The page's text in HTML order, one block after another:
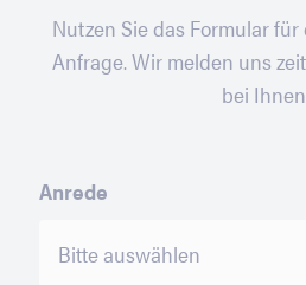
Nutzen Sie das Formular
Anfrage. Wir melden uns
bei
Anrede